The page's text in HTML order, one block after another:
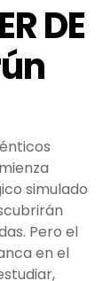
DE
simulado
Pero el
en el